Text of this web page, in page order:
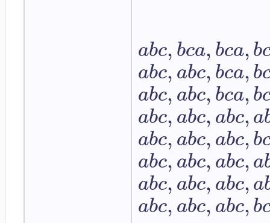
abc,bca,bca,b
abc,abc,bca,b
abc,abc,bca,b
abc,abc,abc,a
abc,abc,abc,b
abc,abc,abc,a
abc,abc,abc,a
abc,abc,abc,b